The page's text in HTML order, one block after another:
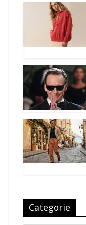
Categorie